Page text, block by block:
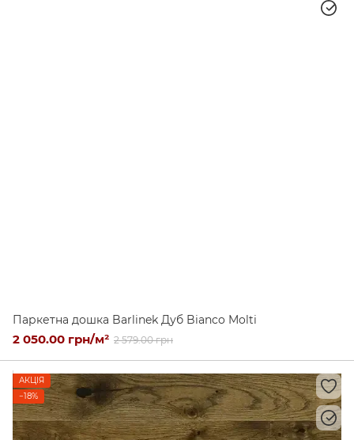
Паркетна дошка Barlinek Дуб Bianco Molti
2 050.00 грн/м² 2 579.00 грн
АКЦІЯ
−18%